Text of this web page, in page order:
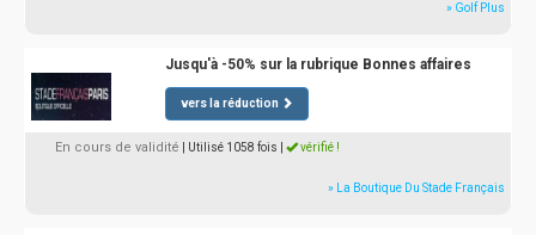
» Golf Plus
Jusqu'à -50% sur la rubrique Bonnes affaires
vers la réduction
En cours de validité | Utilisé 1058 fois vérifié !
» La Boutique Du Stade Français